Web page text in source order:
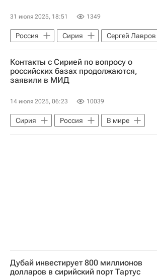
31 июля 2025, 18:51 1349
Россия Сирия Сергей Лавров
Контакты с Сирией по вопросу о
российских базах продолжаются,
заявили в МИД
14 июля 2025, 06:23 10039
Сирия Россия
В мире
Сергей Вершинин
Михаил Богданов
Дубай инвестирует 800 миллионов
долларов в сирийский порт Тартус